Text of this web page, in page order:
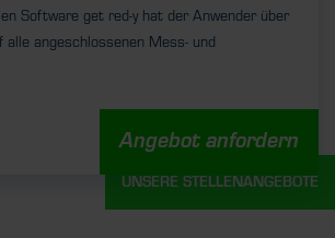
Software get red-y hat der Anwender über
alle angeschlossenen Mess- und
Angebot anfordern
UNSERE STELLENANGEBOTE